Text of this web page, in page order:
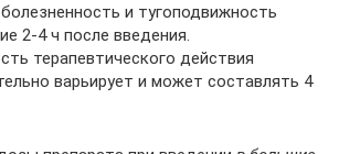
и тугоподвижность
2-4 ч после введения.
терапевтического действия
варьирует и может составлять 4